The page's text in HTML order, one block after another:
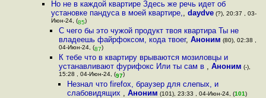
Но не в каждой квартире Здесь же речь идет об
установке пандуса в моей квартире,, daydve(?), 20:37 , 03-
Июн-24, (85)
С чего бы это чужой продукт твоя квартира Ты не
владеешь файрфоксом, кода твоег,Аноним (80), 02:38 ,
04-Июн-24, (87)
К тебе что в квартиру врываются мозиловцы и
устанавливают фурифокс Или ты сам в ,Аноним (-),
15:28 , 04-Июн-24, (97)
Незнал что firefox, браузер для слепых, и
слабовидящих , Аноним (101), 23:33 , 04-Июн-24, (101)